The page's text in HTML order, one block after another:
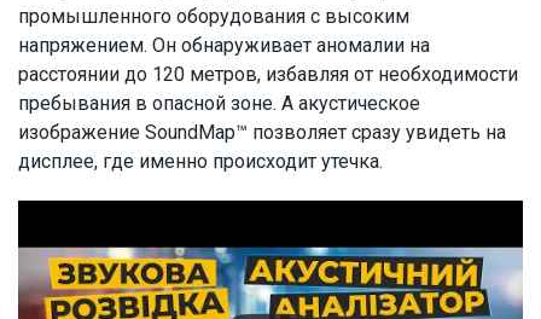
промышленного оборудования с высоким
напряжением. Он обнаруживает аномалии на
расстоянии до 120 метров, избавляя от необходимости
пребывания в опасной зоне. А акустическое
изображение SoundMap™ позволяет сразу увидеть на
дисплее, где именно происходит утечка.